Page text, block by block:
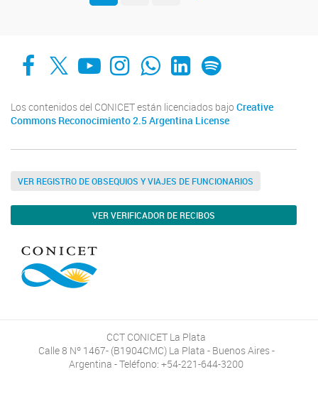
Facebook
X YouTube
Instagram
Whats AppLinkedIn
Spotify
Los contenidos del CONICET están licenciados bajo Creative
Commons Reconocimiento 2.5 Argentina License
VER REGISTRO DE OBSEQUIOS Y VIAJES DE FUNCIONARIOS
VER VERIFICADOR DE RECIBOS
CCT CONICET La Plata
Calle 8 Nº 1467- (B1904CMC) La Plata - Buenos Aires -
Argentina - Teléfono: +54-221-644-3200